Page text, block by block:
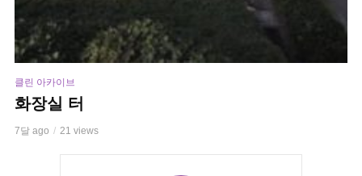
클린 아카이브
화장실 터
7달 ago 21 views